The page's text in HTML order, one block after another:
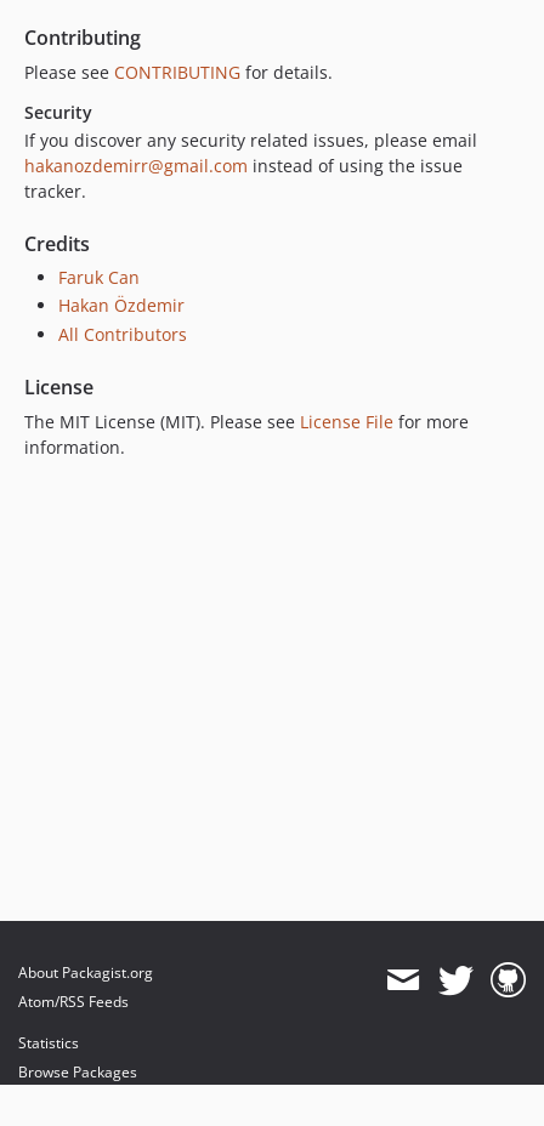
Contributing
Please see CONTRIBUTING for details.
Security
If you discover any security related issues, please email
hakanozdemirr@gmail.com instead of using the issue
tracker.
Credits
Faruk Can
Hakan Özdemir
All Contributors
License
The MIT License (MIT). Please see License File for more
information.
About Packagist.org
Atom/RSS Feeds
Statistics
Browse Packages